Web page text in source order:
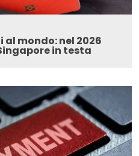
mondo: nel 2026
in testa